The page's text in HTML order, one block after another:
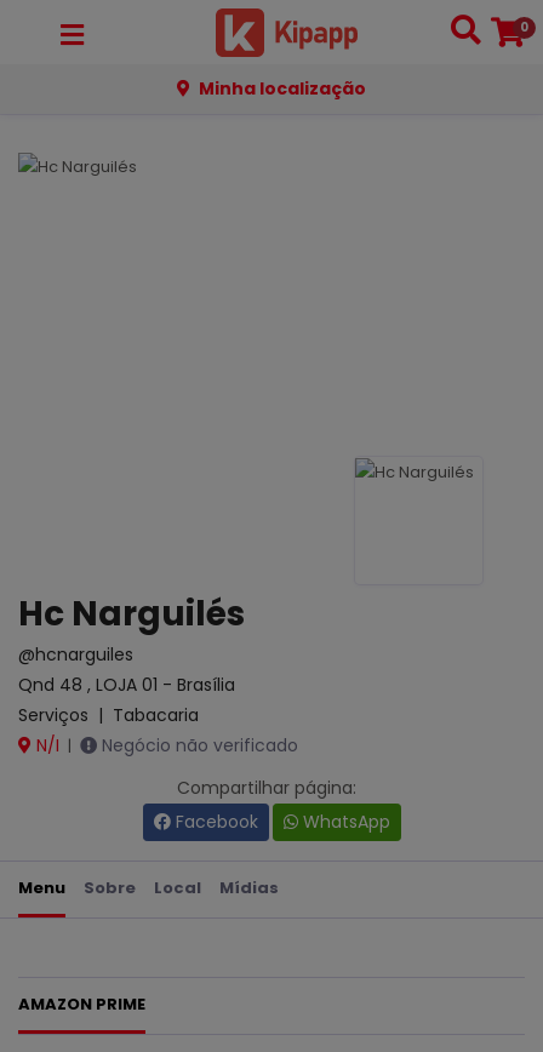
0
Minha localização
Hc Narguilés
@hcnarguiles
Qnd 48 , LOJA 01 - Brasília
Serviços | Tabacaria
N/I |
Negócio não verificado
Compartilhar página:
Facebook
WhatsApp
Menu Sobre Local Mídias
AMAZON PRIME